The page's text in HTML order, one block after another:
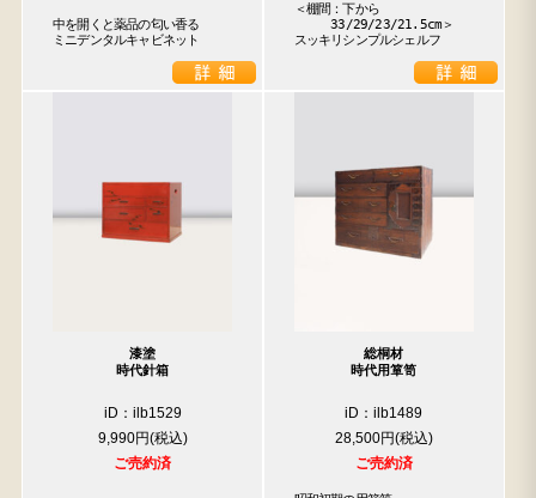
中を開くと薬品の匂い香る
ミニデンタルキャビネット
＜棚間：下から
33/29/23/21.5cm＞
スッキリシンプルシェルフ
漆塗
時代針箱
iD：ilb1529
9,990円
ご売約済
総桐材
時代用箪笥
iD：ilb1489
28,500円
ご売約済